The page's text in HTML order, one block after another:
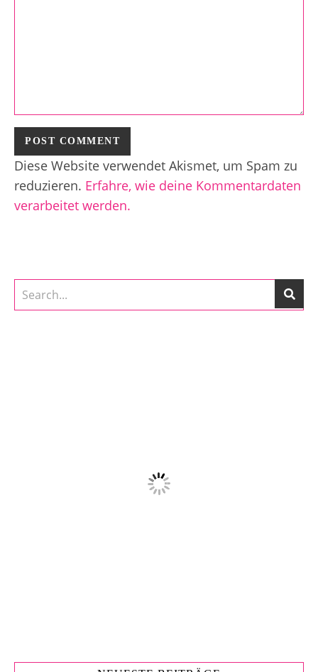
Diese Website verwendet Akismet, um Spam zu
reduzieren. Erfahre, wie deine Kommentardaten
verarbeitet werden.